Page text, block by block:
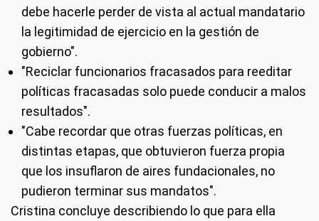
debe hacerle perder de vista al actual mandatario
la legitimidad de ejercicio en la gestión de
gobierno".
"Reciclar funcionarios fracasados para reeditar
políticas fracasadas solo puede conducir a malos
resultados".
"Cabe recordar que otras fuerzas políticas, en
distintas etapas, que obtuvieron fuerza propia
que los insuflaron de aires fundacionales, no
pudieron terminar sus mandatos".
Cristina concluye describiendo lo que para ella